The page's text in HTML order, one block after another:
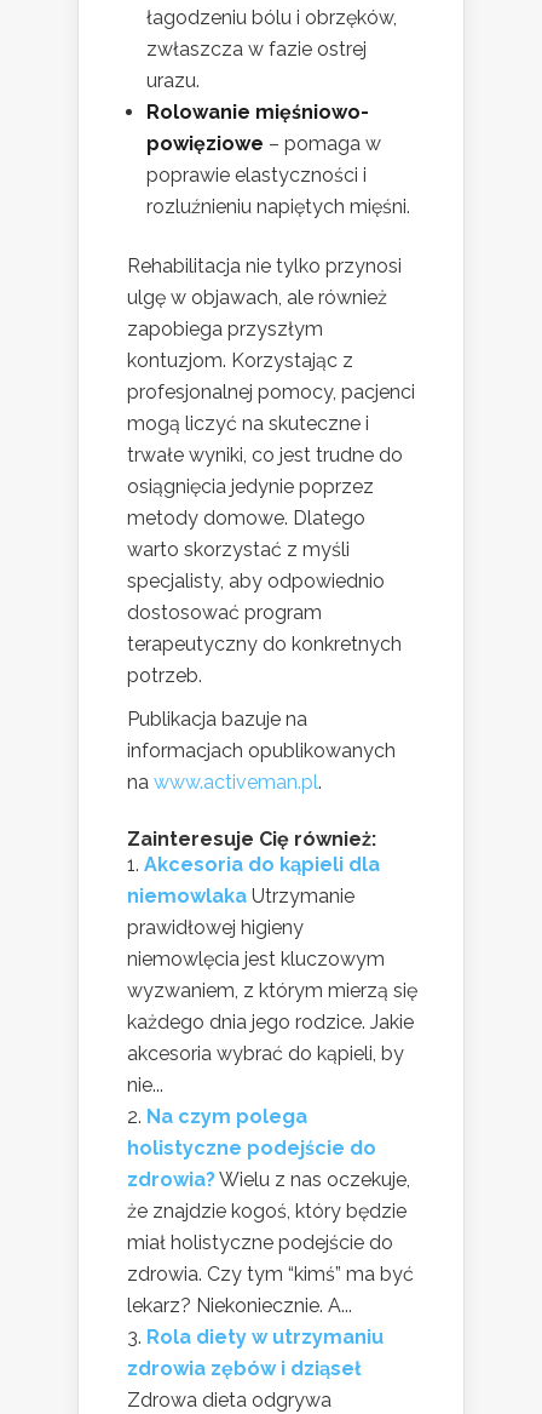
łagodzeniu bólu i obrzęków,
zwłaszcza w fazie ostrej
urazu.
Rolowanie mięśniowo-
powięziowe – pomaga w
poprawie elastyczności i
rozluźnieniu napiętych mięśni.
Rehabilitacja nie tylko przynosi
ulgę w objawach, ale również
zapobiega przyszłym
kontuzjom. Korzystając z
profesjonalnej pomocy, pacjenci
mogą liczyć na skuteczne i
trwałe wyniki, co jest trudne do
osiągnięcia jedynie poprzez
metody domowe. Dlatego
warto skorzystać z myśli
specjalisty, aby odpowiednio
dostosować program
terapeutyczny do konkretnych
potrzeb.
Publikacja bazuje na
informacjach opublikowanych
na www.activeman.pl.
Zainteresuje Cię również:
Akcesoria do kąpieli dla
niemowlaka Utrzymanie
prawidłowej higieny
niemowlęcia jest kluczowym
wyzwaniem, z którym mierzą się
każdego dnia jego rodzice. Jakie
akcesoria wybrać do kąpieli, by
nie...
Na czym polega
holistyczne podejście do
zdrowia?Wielu z nas oczekuje,
że znajdzie kogoś, który będzie
miał holistyczne podejście do
zdrowia. Czy tym “kimś” ma być
lekarz? Niekoniecznie. A...
Rola diety w utrzymaniu
zdrowia zębów i dziąseł
Zdrowa dieta odgrywa